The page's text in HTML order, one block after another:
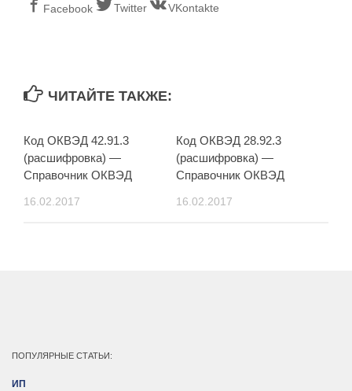
Facebook Twitter VKontakte
ЧИТАЙТЕ ТАКЖЕ:
Код ОКВЭД 42.91.3
(расшифровка) —
Справочник ОКВЭД
16.02.2017
Код ОКВЭД 28.92.3
(расшифровка) —
Справочник ОКВЭД
16.02.2017
ПОПУЛЯРНЫЕ СТАТЬИ:
ИП